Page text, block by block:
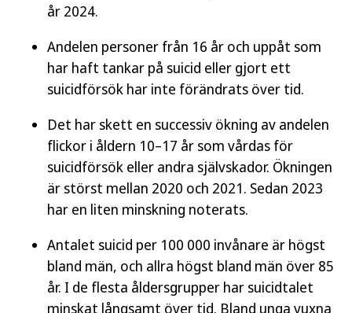
år 2024.
Andelen personer från 16 år och uppåt som
har haft tankar på suicid eller gjort ett
suicidförsök har inte förändrats över tid.
Det har skett en successiv ökning av andelen
flickor i åldern 10–17 år som vårdas för
suicidförsök eller andra självskador. Ökningen
är störst mellan 2020 och 2021. Sedan 2023
har en liten minskning noterats.
Antalet suicid per 100 000 invånare är högst
bland män, och allra högst bland män över 85
år. I de flesta åldersgrupper har suicidtalet
minskat långsamt över tid. Bland unga vuxna